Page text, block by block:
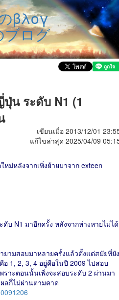
βλογ
ブログ
น ระดับ N1 (1
เขียนเมื่อ 2013/12/01
แก้ไขล่าสุด 2025/04/09
ม่หลังจากเพิ่งย้ายมาจาก exteen
N1 มาอีกครั้ง หลังจากห่างหายไม่ได้
ยามสอบมาหลายครั้งแล้วตั้งแต่สมัยที่ยัง
1, 2, 3, 4 อยู่คือในปี 2009 ไปสอบ
ราะตอนนั้นเพิ่งจะสอบระดับ 2 ผ่านมา
ลก็ไม่ผ่านตามคาด